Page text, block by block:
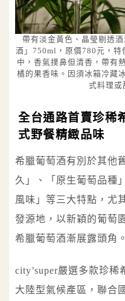
帶有淡金黃色、晶瑩剔透
酒」750ml，原價780元，特
中，香氣撲鼻但清香，帶有
橘的果香味。因須冰箱冷藏
式料理或
全台通路首賣珍稀
式野餐精緻品味
希臘葡萄酒有別於其他
久」、「原生葡萄品種
風味」等三大特點，尤
發源地，以新穎的葡萄
希臘葡萄酒漸展露頭角。
city’super嚴選多款珍
大陸型氣候產區，聯合